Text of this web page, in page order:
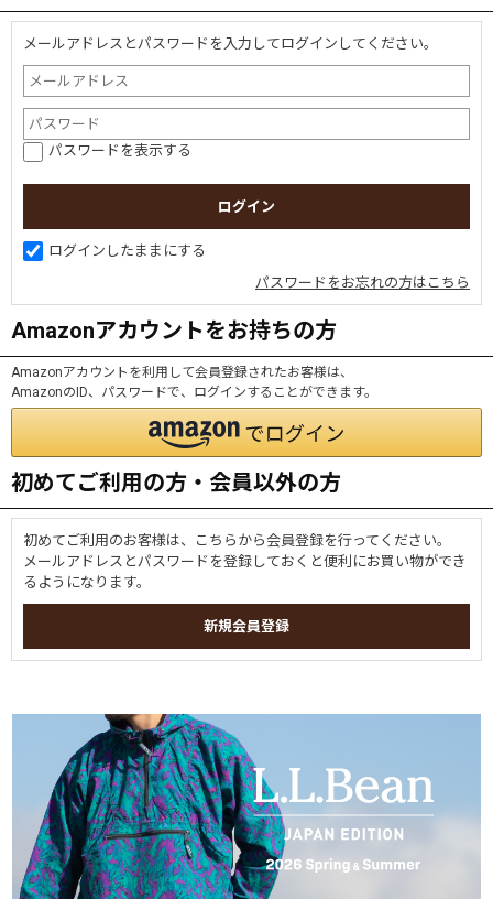
メールアドレスとパスワードを入力してログインしてください。
パスワードを表示する
ログインしたままにする
パスワードをお忘れの方はこちら
Amazonアカウントをお持ちの方
Amazonアカウントを利用して会員登録されたお客様は、
AmazonのID、パスワードで、ログインすることができます。
初めてご利用の方・会員以外の方
初めてご利用のお客様は、こちらから会員登録を行ってください。
メールアドレスとパスワードを登録しておくと便利にお買い物ができ
るようになります。